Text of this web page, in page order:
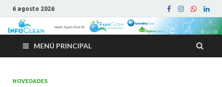
6 agosto 2026
MENÚ PRINCIPAL
NOVEDADES